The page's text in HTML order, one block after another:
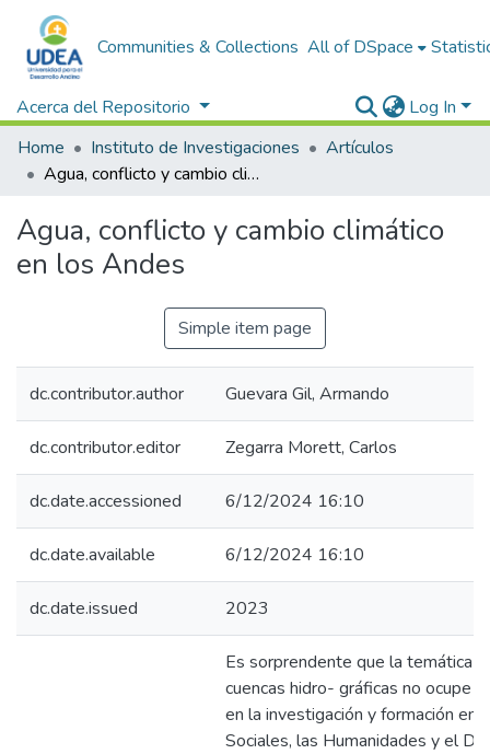
Communities & Collections All of DSpace
Acerca del Repositorio
Log In
Home
Instituto de Investigaciones
Artículos
Agua, conflicto y cambio climático en los Andes
Agua, conflicto y cambio climático
en los Andes
Simple item page
dc.contributor.author Guevara Gil, Armando
dc.contributor.editor Zegarra Morett, Carlos
dc.date.accessioned 6/12/2024 16:10
dc.date.available 6/12/2024 16:10
dc.date.issued 2023
Es sorprendente que la temática
cuencas hidro- gráficas no ocupe
en la investigación y formación en
Sociales, las Humanidades y el